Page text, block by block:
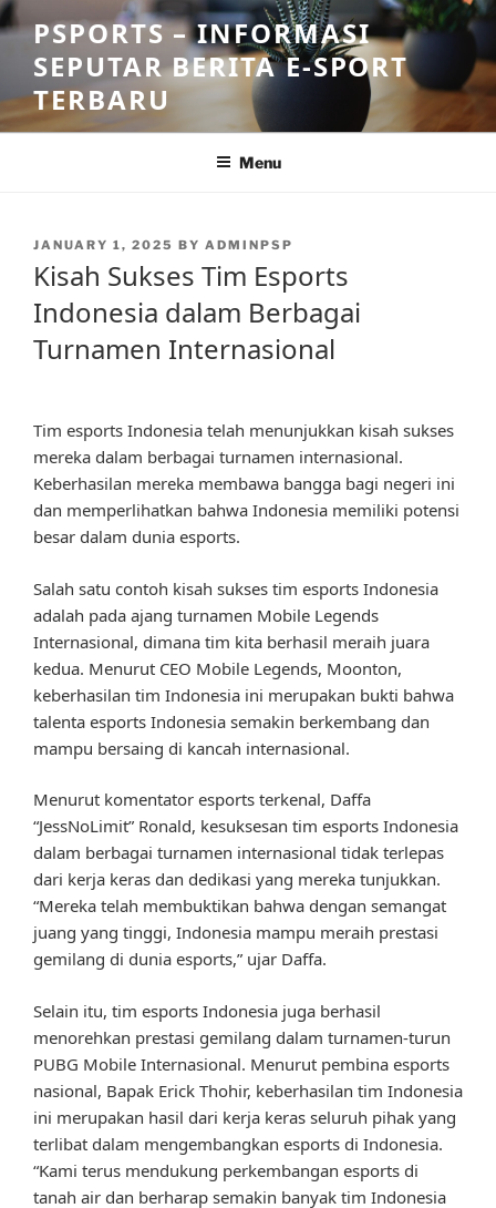
Skip
to
content
PSPORTS – INFORMASI
SEPUTAR BERITA E-SPORT
TERBARU
Menu
POSTED
ON
JANUARY 1, 2025 BY ADMINPSP
Kisah Sukses Tim Esports
Indonesia dalam Berbagai
Turnamen Internasional
Tim esports Indonesia telah menunjukkan kisah sukses
mereka dalam berbagai turnamen internasional.
Keberhasilan mereka membawa bangga bagi negeri ini
dan memperlihatkan bahwa Indonesia memiliki potensi
besar dalam dunia esports.
Salah satu contoh kisah sukses tim esports Indonesia
adalah pada ajang turnamen Mobile Legends
Internasional, dimana tim kita berhasil meraih juara
kedua. Menurut CEO Mobile Legends, Moonton,
keberhasilan tim Indonesia ini merupakan bukti bahwa
talenta esports Indonesia semakin berkembang dan
mampu bersaing di kancah internasional.
Menurut komentator esports terkenal, Daffa
“JessNoLimit” Ronald, kesuksesan tim esports Indonesia
dalam berbagai turnamen internasional tidak terlepas
dari kerja keras dan dedikasi yang mereka tunjukkan.
“Mereka telah membuktikan bahwa dengan semangat
juang yang tinggi, Indonesia mampu meraih prestasi
gemilang di dunia esports,” ujar Daffa.
Selain itu, tim esports Indonesia juga berhasil
menorehkan prestasi gemilang dalam turnamen-turun
PUBG Mobile Internasional. Menurut pembina esports
nasional, Bapak Erick Thohir, keberhasilan tim Indonesia
ini merupakan hasil dari kerja keras seluruh pihak yang
terlibat dalam mengembangkan esports di Indonesia.
“Kami terus mendukung perkembangan esports di
tanah air dan berharap semakin banyak tim Indonesia